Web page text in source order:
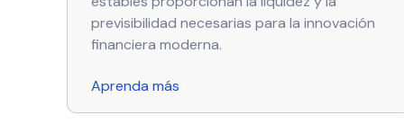
previsibilidad necesarias para la innovación
financiera moderna.
Aprenda más